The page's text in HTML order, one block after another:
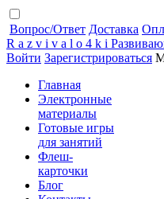
Вопрос/Ответ Доставка
R a z v i v a l o 4 k i
Войти Зарегистрироваться
Главная
Электронные
материалы
Готовые игры
для занятий
Флеш-
карточки
Блог